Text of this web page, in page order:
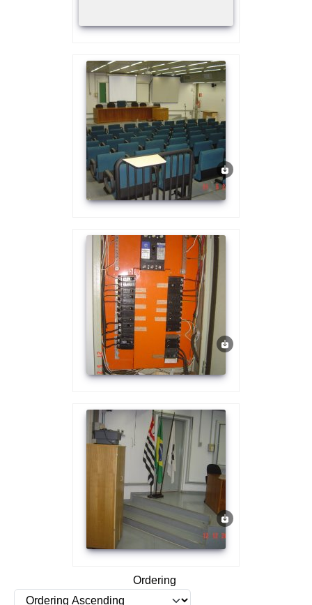
Ordering